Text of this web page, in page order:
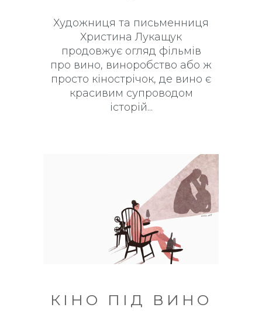
Художниця та письменниця
Христина Лукащук
продовжує огляд фільмів
про вино, виноробство або ж
просто кінострічок, де вино є
красивим супроводом
історій
КІНО ПІД ВИНО